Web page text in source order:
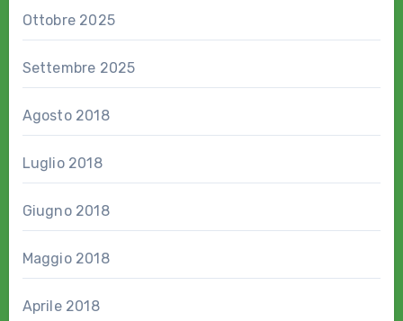
Ottobre 2025
Settembre 2025
Agosto 2018
Luglio 2018
Giugno 2018
Maggio 2018
Aprile 2018